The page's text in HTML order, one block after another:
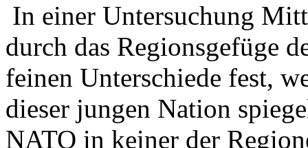
In einer Untersuchung
durch das Regionsgefüge
feinen Unterschiede fest,
dieser jungen Nation
NATO in keiner der